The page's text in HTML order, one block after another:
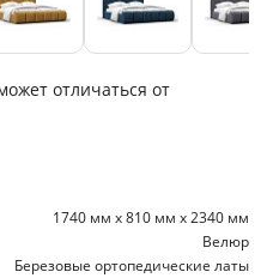
отличаться от
1740 мм х 810 мм х 2340 мм
Велюр
Березовые ортопедические латы